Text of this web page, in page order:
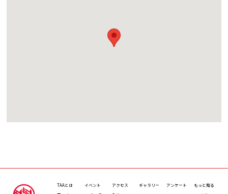
TAAとは
イベント
アクセス
ギャラリー アンケート
もっと知る